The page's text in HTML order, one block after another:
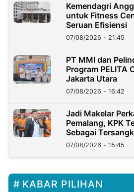
Kemendagri
untuk Fitness
Seruan Efisiensi
07/08/2026 - 21:45
PT MMI dan
Program PELITA
Jakarta Utara
07/08/2026 - 16:42
Jadi Makelar
Pemalang, KPK
Sebagai
07/08/2026 - 15:45
KABAR PILIHAN